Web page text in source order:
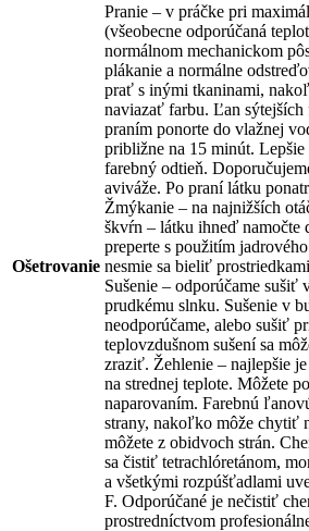
Ošetrovanie
Pranie – v práčke pri
(všeobecne odporúčaná
normálnom mechanickom
plákanie a normálne
prať s inými tkaninami,
naviazať farbu. Ľan
praním ponorte do vlažnej
približne na 15 minút. Lepšie
farebný odtieň.
aviváže. Po praní látku
Žmýkanie – na najnižších
škvŕn – látku ihneď namočte
preperte s použitím
nesmie sa bieliť
Sušenie – odporúčame sušiť
prudkému slnku. Sušenie v
neodporúčame, alebo sušiť
teplovzdušnom sušení sa
zraziť. Žehlenie – najlepšie
na strednej teplote. Môžete
naparovaním. Farebnú
strany, nakoľko môže chytiť
môžete z obidvoch strán.
sa čistiť tetrachlóretánom,
a všetkými rozpúšťadlami
F. Odporúčané je nečistiť
prostredníctvom